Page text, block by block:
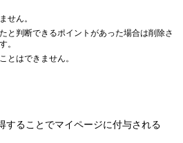
せん。
と判断できるポイントがあった場合は削除さ
。
とはできません。
することでマイページに付与される